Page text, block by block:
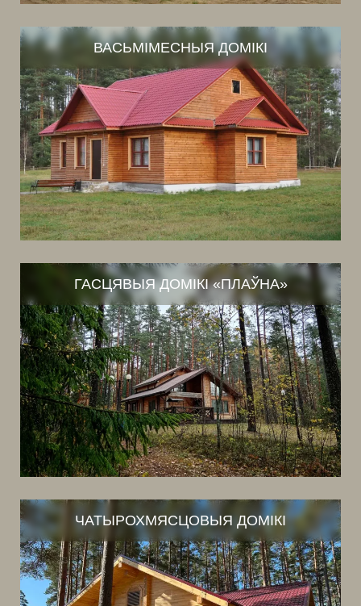
ВАСЬМІМЕСНЫЯ ДОМІКІ
ГАСЦЯВЫЯ ДОМІКІ «ПЛАЎНА»
ЧАТЫРОХМЯСЦОВЫЯ ДОМІКІ